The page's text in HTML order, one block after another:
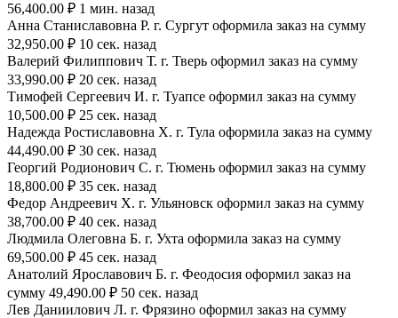
56,400.00 ₽ 1 мин. назад
Анна Станиславовна Р. г. Сургут оформила заказ на сумму
32,950.00 ₽ 10 сек. назад
Валерий Филиппович Т. г. Тверь оформил заказ на сумму
33,990.00 ₽ 20 сек. назад
Тимофей Сергеевич И. г. Туапсе оформил заказ на сумму
10,500.00 ₽ 25 сек. назад
Надежда Ростиславовна Х. г. Тула оформила заказ на сумму
44,490.00 ₽ 30 сек. назад
Георгий Родионович С. г. Тюмень оформил заказ на сумму
18,800.00 ₽ 35 сек. назад
Федор Андреевич Х. г. Ульяновск оформил заказ на сумму
38,700.00 ₽ 40 сек. назад
Людмила Олеговна Б. г. Ухта оформила заказ на сумму
69,500.00 ₽ 45 сек. назад
Анатолий Ярославович Б. г. Феодосия оформил заказ на
сумму 49,490.00 ₽ 50 сек. назад
Лев Даниилович Л. г. Фрязино оформил заказ на сумму